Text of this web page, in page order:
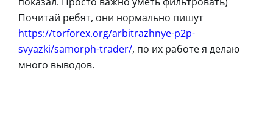
Почитай ребят, они нормально пишут
https://torforex.org/arbitrazhnye-p2p-
svyazki/samorph-trader/, по их работе я делаю
много выводов.